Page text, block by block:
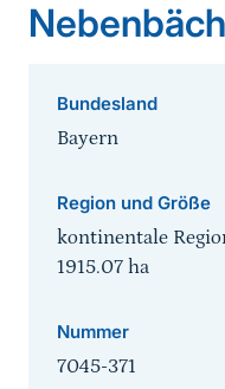
Bundesland
Bayern
Region und Größe
kontinentale
1915.07 ha
Nummer
7045-371